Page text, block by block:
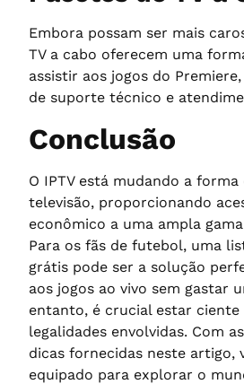
Embora possam ser mais
TV a cabo oferecem uma
assistir aos jogos do
de suporte técnico e
Conclusão
O IPTV está mudando a
televisão, proporcionando
econômico a uma ampla
Para os fãs de futebol, uma
grátis pode ser a solução
aos jogos ao vivo sem gastar
entanto, é crucial estar ciente
legalidades envolvidas. Com
dicas fornecidas neste artigo,
equipado para explorar o